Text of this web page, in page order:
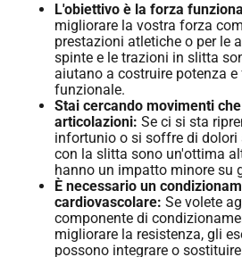
L'obiettivo è la forza
migliorare la vostra forza
prestazioni atletiche o per le
spinte e le trazioni in slitta
aiutano a costruire potenza
funzionale.
Stai cercando movimenti
articolazioni: Se ci si sta
infortunio o si soffre di dolori
con la slitta sono un'ottima
hanno un impatto minore su
È necessario un
cardiovascolare: Se volete
componente di
migliorare la resistenza, gli
possono integrare o